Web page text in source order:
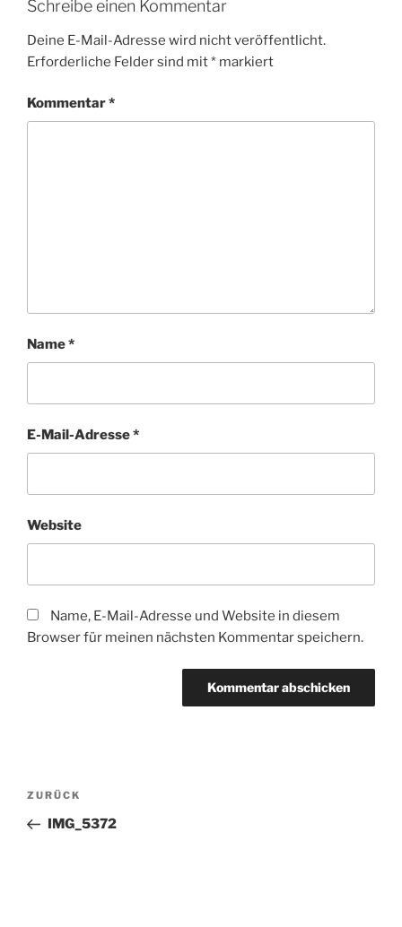
Schreibe einen Kommentar
Deine E-Mail-Adresse wird nicht veröffentlicht.
Erforderliche Felder sind mit* markiert
Kommentar*
Name*
E-Mail-Adresse*
Website
Name, E-Mail-Adresse und Website in diesem
Browser für meinen nächsten Kommentar speichern.
Beitragsnavigation
Vorheriger
Beitrag
ZURÜCK
IMG_5372